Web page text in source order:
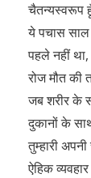
चैतन्यस्वरूप
ये पचास साल
पहले नहीं
रोज मौत
जब शरीर के
दुकानों के
तुम्हारी
ऐहिक